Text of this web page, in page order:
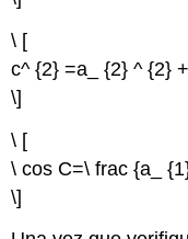
\ [
c^ {2} =a_ {2} ^ {2}
\]
\ [
\ cos C=\ frac {a_
\]